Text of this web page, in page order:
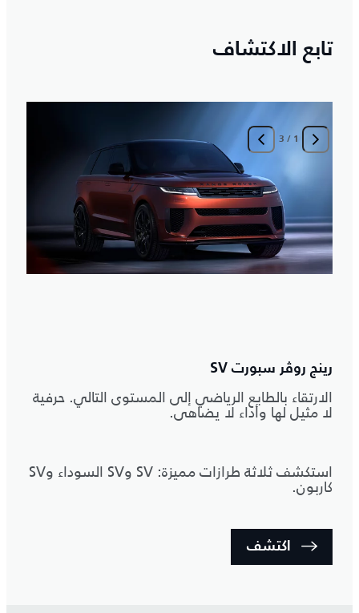
تابع الاكتشاف
1
/
3
رينج روڤر سبورت SV
الارتقاء بالطابع الرياضي إلى المستوى التالي. حرفية
لا مثيل لها وأداء لا يضاهى.
استكشف ثلاثة طرازات مميزة: SV وSV السوداء وSV
كاربون.
اكتشف